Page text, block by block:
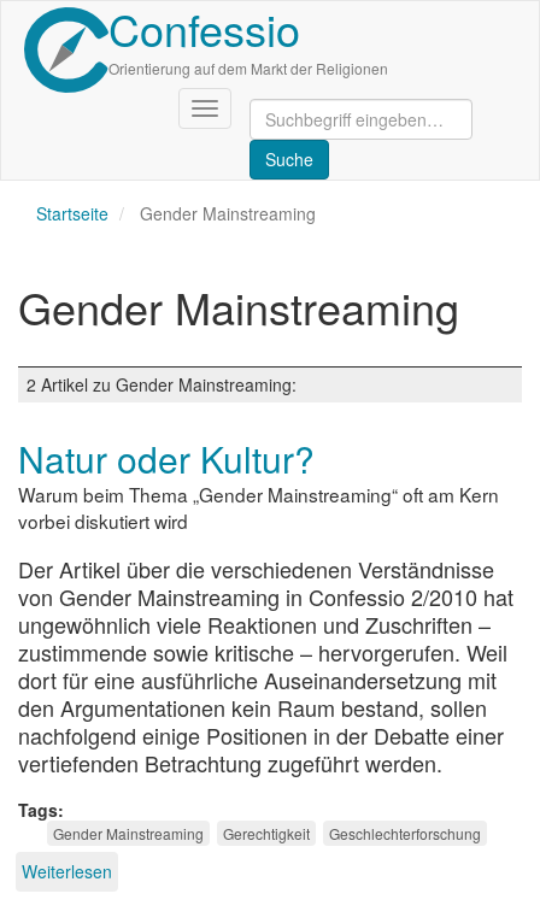
Direkt
zum
Inhalt
Confessio
Orientierung auf dem Markt der Religionen
Navigation
aktivieren/deaktivieren
Startseite Gender Mainstreaming
Gender Mainstreaming
2 Artikel zu Gender Mainstreaming:
Natur oder Kultur?
Warum beim Thema „Gender Mainstreaming“ oft am Kern
vorbei diskutiert wird
Der Artikel über die verschiedenen Verständnisse
von Gender Mainstreaming in Confessio 2/2010 hat
ungewöhnlich viele Reaktionen und Zuschriften –
zustimmende sowie kritische – hervorgerufen. Weil
dort für eine ausführliche Auseinandersetzung mit
den Argumentationen kein Raum bestand, sollen
nachfolgend einige Positionen in der Debatte einer
vertiefenden Betrachtung zugeführt werden.
Tags
Gender Mainstreaming Gerechtigkeit Geschlechterforschung
Weiterlesen